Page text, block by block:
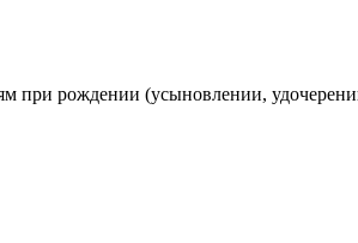
при рождении (усыновлении,